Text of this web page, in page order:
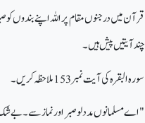
قرآن میں درجنوں مقام پر اللہ اپنے بندوں
چند آیتیں پیش ہیں۔
سورہ البقرہ کی آیت نمبر 153 ملاحظہ کریں۔
"اے مسلمانوں مدد لو صبر اور نماز سے۔بے